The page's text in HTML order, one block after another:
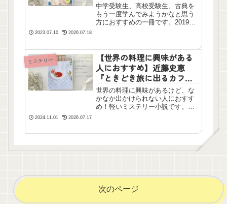
中学受験生、高校受験生、古典を
もう一度学んでみようかなと思う
方におすすめの一冊です。2019年
2023.07.10 2026.07.18
ミステリー
【世界の料理に興味がある
人におすすめ】近藤史恵
『ときどき旅に出るカフ
ェ』を読んだ感想
世界の料理に興味があるけど、な
かなか出かけられない人におすす
め！軽いミステリー小説です。表
2024.11.01 2026.07.17
次のページ